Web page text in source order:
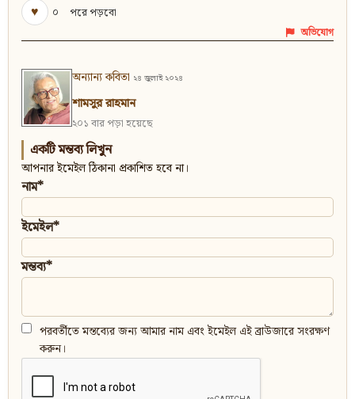
♥
০ পরে পড়বো
অভিযোগ
অন্যান্য কবিতা ২৪ জুলাই ২০২৪
শামসুর রাহমান
২০১ বার পড়া হয়েছে
একটি মন্তব্য লিখুন
আপনার ইমেইল ঠিকানা প্রকাশিত হবে না।
নাম*
ইমেইল*
মন্তব্য*
পরবর্তীতে মন্তব্যের জন্য আমার নাম এবং ইমেইল এই ব্রাউজারে সংরক্ষণ
করুন।